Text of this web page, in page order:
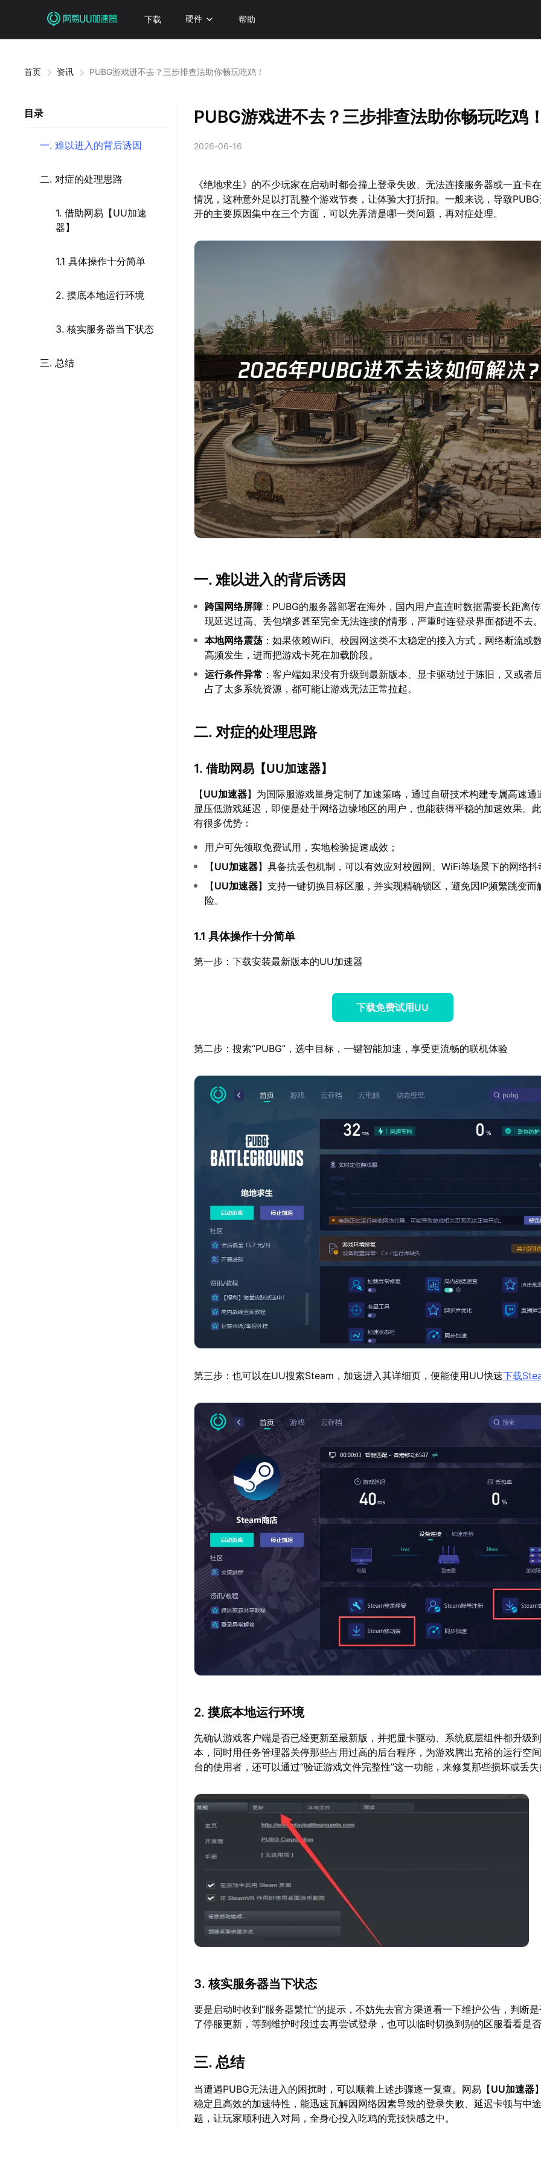
下载 硬件 帮助
首页 资讯 PUBG游戏进不去？三步排查法助你畅玩吃鸡！
目录
一. 难以进入的背后诱因
二. 对症的处理思路
1. 借助网易【UU加速
器】
1.1 具体操作十分简单
2. 摸底本地运行环境
3. 核实服务器当下状态
三. 总结
PUBG游戏进不去？三步排查法助你畅玩吃鸡
2026-06-16
《绝地求生》的不少玩家在启动时都会撞上登录失败、无法连接服务器或一直卡
情况，这种意外足以打乱整个游戏节奏，让体验大打折扣。一般来说，导致
开的主要原因集中在三个方面，可以先弄清是哪一类问题，再对症处理。
一. 难以进入的背后诱因
跨国网络屏障：PUBG的服务器部署在海外，国内用户直连时数据需要长距离
现延迟过高、丢包增多甚至完全无法连接的情形，严重时连登录界面都进不去
本地网络震荡 ：如果依赖WiFi、校园网这类不太稳定的接入方式，网络断流或
高频发生，进而把游戏卡死在加载阶段。
运行条件异常 ：客户端如果没有升级到最新版本、显卡驱动过于陈旧，又或者
占了太多系统资源，都可能让游戏无法正常拉起。
二. 对症的处理思路
1. 借助网易【UU加速器】
【UU加速器】为国际服游戏量身定制了加速策略，通过自研技术构建专属高速通
显压低游戏延迟，即便是处于网络边缘地区的用户，也能获得平稳的加速效果。
有很多优势：
用户可先领取免费试用，实地检验提速成效；
【UU加速器】具备抗丢包机制，可以有效应对校园网、WiFi等场景下的网络
【UU加速器】支持一键切换目标区服，并实现精确锁区，避免因IP频繁跳变而
险。
1.1 具体操作十分简单
第一步：下载安装最新版本的UU加速器
下载免费试用UU
第二步：搜索“PUBG”，选中目标，一键智能加速，享受更流畅的联机体验
第三步：也可以在UU搜索Steam，加速进入其详细页，便能使用UU快速下载
2. 摸底本地运行环境
先确认游戏客户端是否已经更新至最新版，并把显卡驱动、系统底层组件都升级
本，同时用任务管理器关停那些占用过高的后台程序，为游戏腾出充裕的运行空
台的使用者，还可以通过“验证游戏文件完整性”这一功能，来修复那些损坏或丢
3. 核实服务器当下状态
要是启动时收到“服务器繁忙”的提示，不妨先去官方渠道看一下维护公告，判断
了停服更新，等到维护时段过去再尝试登录，也可以临时切换到别的区服看看是
三. 总结
当遭遇PUBG无法进入的困扰时，可以顺着上述步骤逐一复查。网易【UU加速器
稳定且高效的加速特性，能迅速瓦解因网络因素导致的登录失败、延迟卡顿与中
题，让玩家顺利进入对局，全身心投入吃鸡的竞技快感之中。